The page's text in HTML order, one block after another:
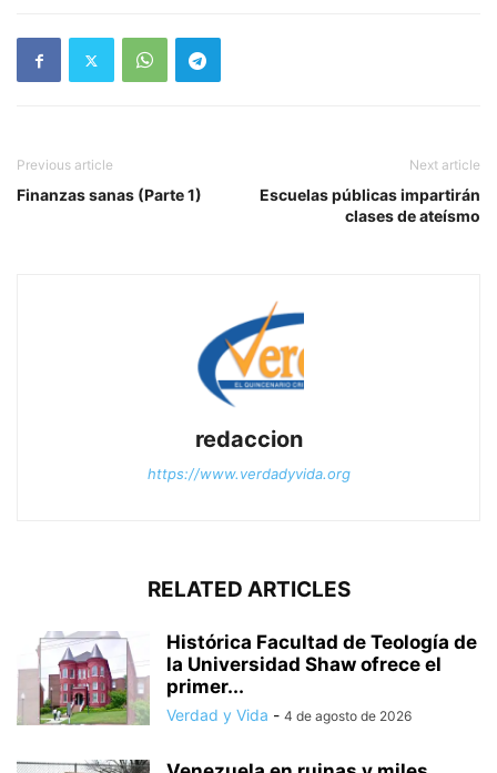
Previous article
Finanzas sanas (Parte 1)
Next article
Escuelas públicas impartirán
clases de ateísmo
redaccion
https://www.verdadyvida.org
RELATED ARTICLES
Histórica Facultad de Teología de
la Universidad Shaw ofrece el
primer...
Verdad y Vida - 4 de agosto de 2026